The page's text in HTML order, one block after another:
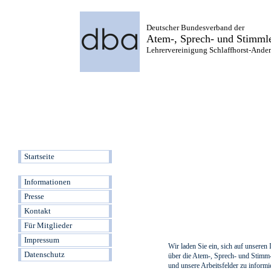
Deutscher Bundesverband der
Atem-, Sprech- und
Lehrervereinigung Schlaffhorst-
Startseite
Informationen
Presse
Kontakt
Für Mitglieder
Impressum
Datenschutz
Wir laden Sie ein, sich auf unseren
über die Atem-, Sprech- und
und unsere Arbeitsfelder zu